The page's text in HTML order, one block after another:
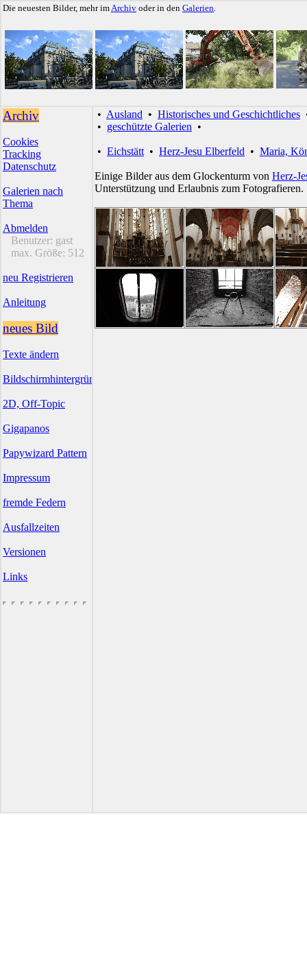
Die neuesten Bilder, mehr imArchiv oder in den Galerien.
Archiv
Cookies
Tracking
Datenschutz
Galerien nach
Thema
Abmelden
Benutzer: gast
max. Größe: 512
neu Registrieren
Anleitung
neues Bild
Texte ändern
Bildschirmhintergründe
2D, Off-Topic
Gigapanos
Papywizard Pattern
Impressum
fremde Federn
Ausfallzeiten
Versionen
Links
• Ausland • Historisches und Geschichtliches
• geschützte Galerien •
• Eichstätt • Herz-Jesu Elberfeld • Maria,
Einige Bilder aus dem Glockenturm von Herz-
Unterstützung und Erlaubnis zum Fotografieren.